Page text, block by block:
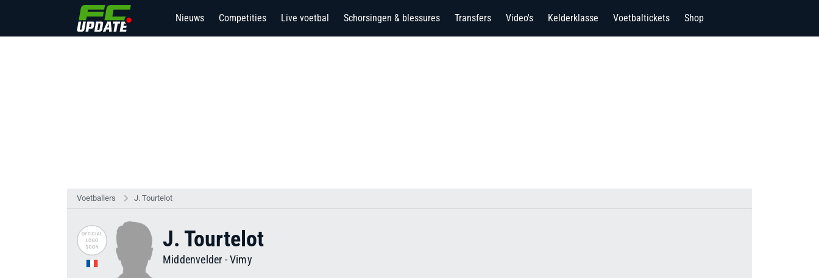
Nieuws Competities Live voetbal Schorsingen & blessures Transfers Video's Kelderklasse Voetbaltickets Shop
Voetballers J. Tourtelot
J. Tourtelot
Middenvelder -Vimy